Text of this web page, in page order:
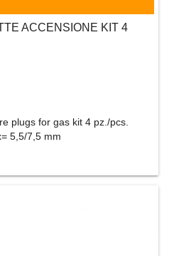
ACCENSIONE KIT 4
plugs for gas kit 4 pz./pcs.
5,5/7,5 mm